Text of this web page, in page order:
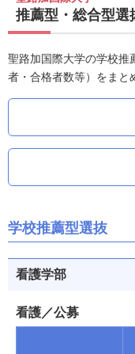
推薦型・総合型
聖路加国際大学の学校推
者・合格者数等）をまと
学校推薦型選抜
看護学部
看護／公募